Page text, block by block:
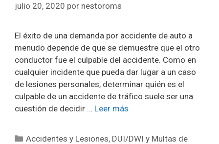
julio 20, 2020 por nestoroms
El éxito de una demanda por accidente de auto a
menudo depende de que se demuestre que el otro
conductor fue el culpable del accidente. Como en
cualquier incidente que pueda dar lugar a un caso
de lesiones personales, determinar quién es el
culpable de un accidente de tráfico suele ser una
cuestión de decidir … Leer más
Categorías
Accidentes y Lesiones, DUI/DWI y Multas de